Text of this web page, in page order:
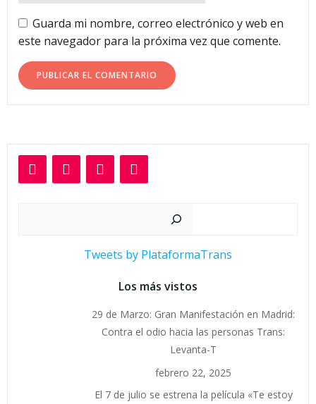
Guarda mi nombre, correo electrónico y web en
este navegador para la próxima vez que comente.
Tweets by PlataformaTrans
Los más vistos
29 de Marzo: Gran Manifestación en Madrid:
Contra el odio hacia las personas Trans:
Levanta-T
febrero 22, 2025
El 7 de julio se estrena la película «Te estoy